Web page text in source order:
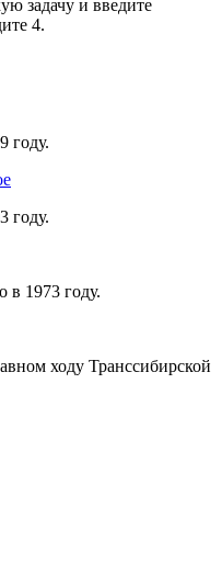
задачу и введите
4.
году.
году.
в 1973 году.
ходу Транссибирской